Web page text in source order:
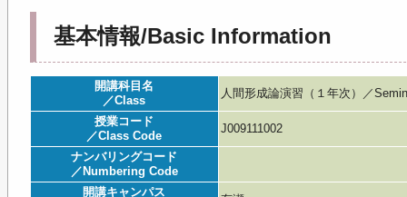
基本情報/Basic Information
開講科目名
／Class
人間形成論演習（１年次）／
授業コード
／Class Code
J009111002
ナンバリングコード
／Numbering Code
開講キャンパス